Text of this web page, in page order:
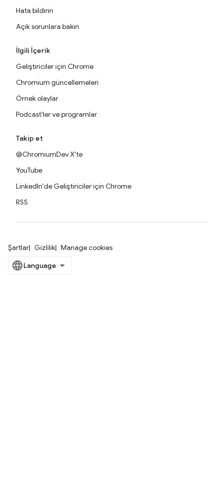
Hata bildirin
Açık sorunlara bakın
İlgili İçerik
Geliştiriciler için Chrome
Chromium güncellemeleri
Örnek olaylar
Podcast'ler ve programlar
Takip et
@ChromiumDev X'te
YouTube
LinkedIn'de Geliştiriciler için Chrome
RSS
Şartlar Gizlilik Manage cookies